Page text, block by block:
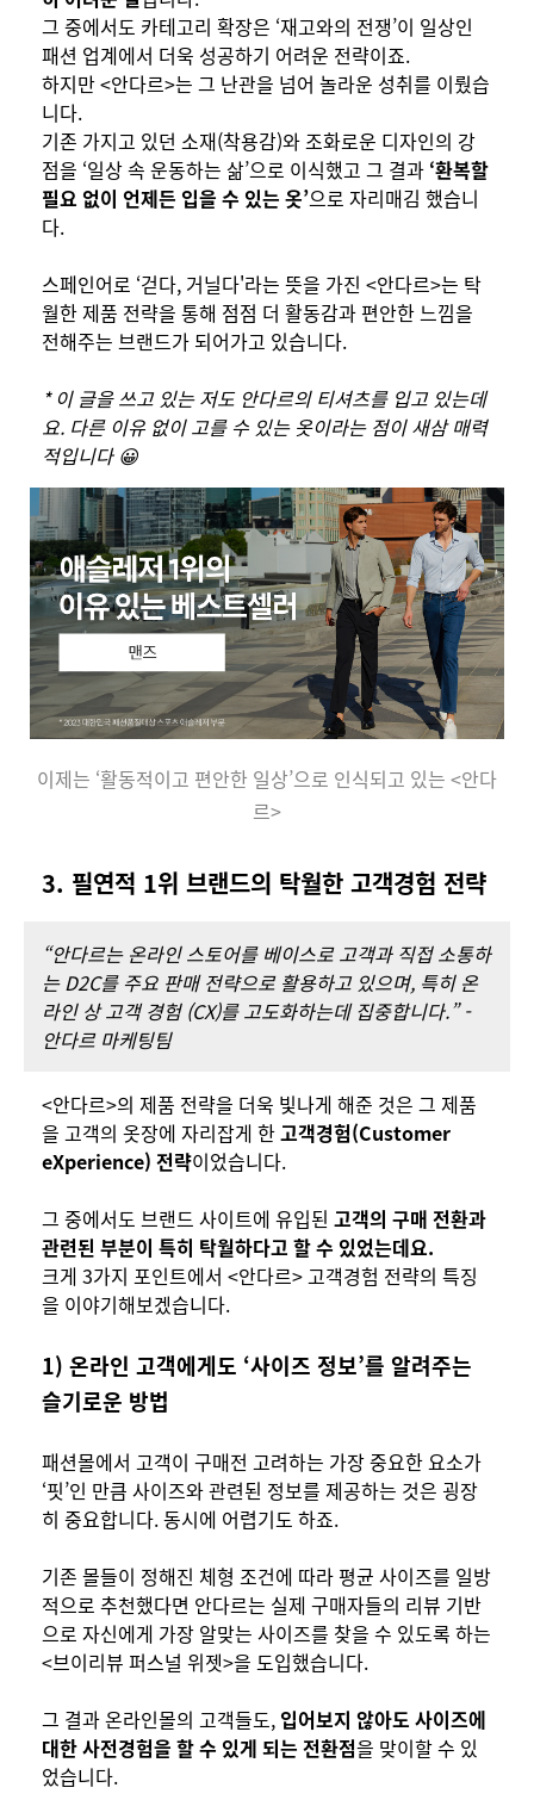
그 중에서도 카테고리 확장은 ‘재고와의 전쟁’이 일상인
패션 업계에서 더욱 성공하기 어려운 전략이죠.
하지만 <안다르>는 그 난관을 넘어 놀라운 성취를 이뤘습
니다.
기존 가지고 있던 소재(착용감)와 조화로운 디자인의 강
점을 ‘일상 속 운동하는 삶’으로 이식했고 그 결과 ‘환복할
필요 없이 언제든 입을 수 있는 옷’으로 자리매김 했습니
다.
스페인어로 ‘걷다, 거닐다'라는 뜻을 가진 <안다르>는 탁
월한 제품 전략을 통해 점점 더 활동감과 편안한 느낌을
전해주는 브랜드가 되어가고 있습니다.
* 이 글을 쓰고 있는 저도 안다르의 티셔츠를 입고 있는데
요. 다른 이유 없이 고를 수 있는 옷이라는 점이 새삼 매력
적입니다 😀
이제는 ‘활동적이고 편안한 일상’으로 인식되고 있는 <안다
르>
3. 필연적 1위 브랜드의 탁월한 고객경험 전략
“안다르는 온라인 스토어를 베이스로 고객과 직접 소통하
는 D2C를 주요 판매 전략으로 활용하고 있으며, 특히 온
라인 상 고객 경험 (CX)를 고도화하는데 집중합니다.” -
안다르 마케팅팀
<안다르>의 제품 전략을 더욱 빛나게 해준 것은 그 제품
을 고객의 옷장에 자리잡게 한고객경험(Customer
eXperience) 전략이었습니다.
그 중에서도 브랜드 사이트에 유입된 고객의 구매 전환과
관련된 부분이 특히 탁월하다고 할 수 있었는데요.
크게 3가지 포인트에서 <안다르> 고객경험 전략의 특징
을 이야기해보겠습니다.
1) 온라인 고객에게도 ‘사이즈 정보’를 알려주는
슬기로운 방법
패션몰에서 고객이 구매전 고려하는 가장 중요한 요소가
‘핏’인 만큼 사이즈와 관련된 정보를 제공하는 것은 굉장
히 중요합니다. 동시에 어렵기도 하죠.
기존 몰들이 정해진 체형 조건에 따라 평균 사이즈를 일방
적으로 추천했다면 안다르는 실제 구매자들의 리뷰 기반
으로 자신에게 가장 알맞는 사이즈를 찾을 수 있도록 하는
<브이리뷰 퍼스널 위젯>을 도입했습니다.
그 결과 온라인몰의 고객들도, 입어보지 않아도 사이즈에
대한 사전경험을 할 수 있게 되는 전환점을 맞이할 수 있
었습니다.